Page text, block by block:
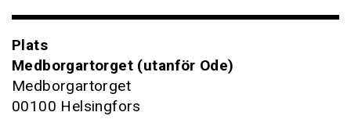
Plats
Medborgartorget (utanför Ode)
Medborgartorget
00100 Helsingfors